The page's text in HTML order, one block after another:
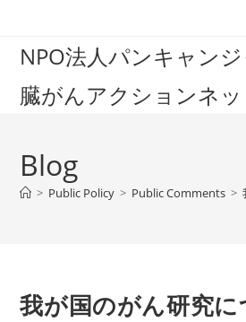
contentNPO法人パンキャン
臓がんアクションネ
Blog
> Public Policy > Public Comments >
我が国のがん研究に